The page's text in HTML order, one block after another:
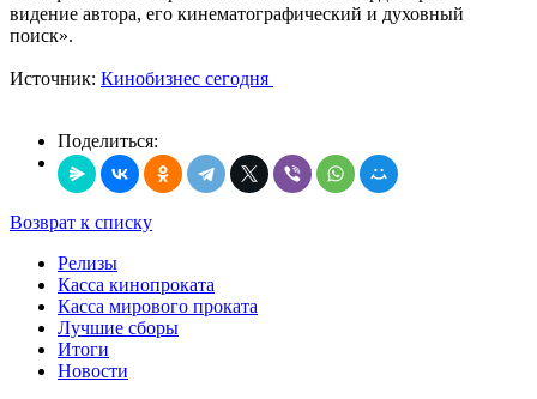
видение автора, его кинематографический и духовный
поиск».
Источник: Кинобизнес сегодня
Поделиться:
Возврат к списку
Релизы
Касса кинопроката
Касса мирового проката
Лучшие сборы
Итоги
Новости